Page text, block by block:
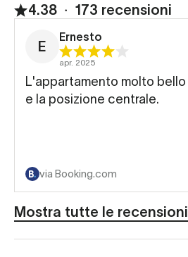
4.38 ∙ 173 recensioni
E
Ernesto
apr. 2025
L'appartamento molto bello
e la posizione centrale.
via Booking.com
Mostra tutte le recensioni